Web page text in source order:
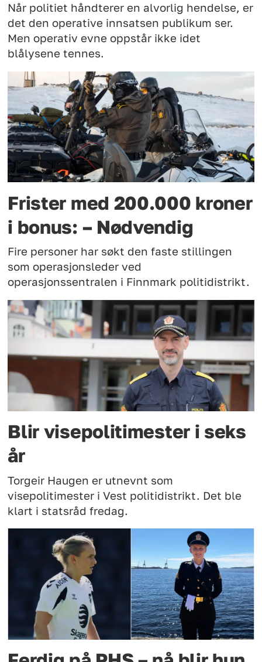
Når politiet håndterer en alvorlig hendelse, er
det den operative innsatsen publikum ser.
Men operativ evne oppstår ikke idet
blålysene tennes.
Frister med 200.000 kroner
i bonus: – Nødvendig
Fire personer har søkt den faste stillingen
som operasjonsleder ved
operasjonssentralen i Finnmark politidistrikt.
Blir visepolitimester i seks
år
Torgeir Haugen er utnevnt som
visepolitimester i Vest politidistrikt. Det ble
klart i statsråd fredag.